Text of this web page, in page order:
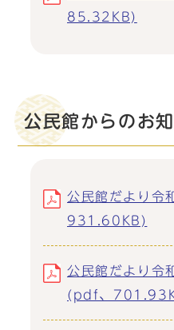
85.32KB)
公民館からのお
公民館だより令
931.60KB)
公民館だより
(pdf、